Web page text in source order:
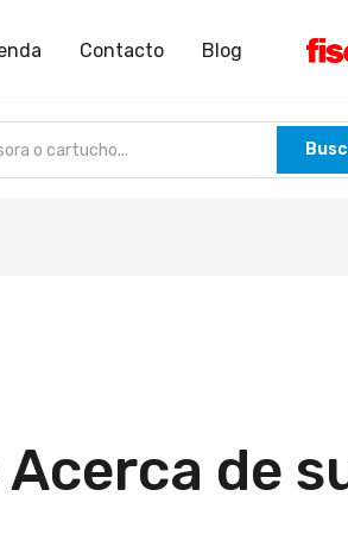
Contacto Blog
de